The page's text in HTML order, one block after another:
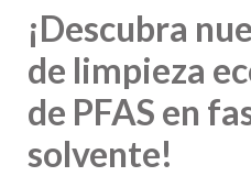
¡Descubra
de limpieza
de PFAS en
solvente!